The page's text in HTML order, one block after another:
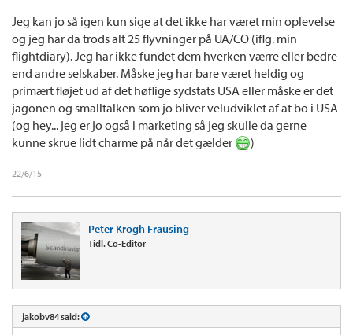
Jeg kan jo så igen kun sige at det ikke har været min oplevelse
og jeg har da trods alt 25 flyvninger på UA/CO (iflg. min
flightdiary). Jeg har ikke fundet dem hverken værre eller bedre
end andre selskaber. Måske jeg har bare været heldig og
primært fløjet ud af det høflige sydstats USA eller måske er det
jagonen og smalltalken som jo bliver veludviklet af at bo i USA
(og hey... jeg er jo også i marketing så jeg skulle da gerne
kunne skrue lidt charme på når det gælder
)
22/6/15
Peter Krogh Frausing
Tidl. Co-Editor
jakobv84 said: